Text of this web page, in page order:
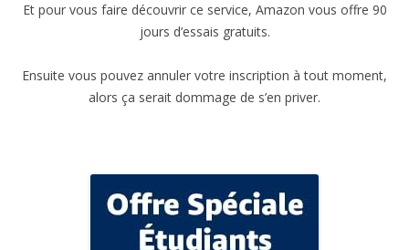
Et pour vous faire découvrir ce service, Amazon vous offre 90
jours d’essais gratuits.
Ensuite vous pouvez annuler votre inscription à tout moment,
alors ça serait dommage de s’en priver.